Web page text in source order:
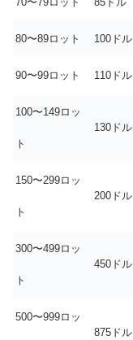
80〜89ロット 100ドル
90〜99ロット 110ドル
100〜149ロッ
ト
130ドル
150〜299ロッ
ト
200ドル
300〜499ロッ
ト
450ドル
500〜999ロッ
875ドル